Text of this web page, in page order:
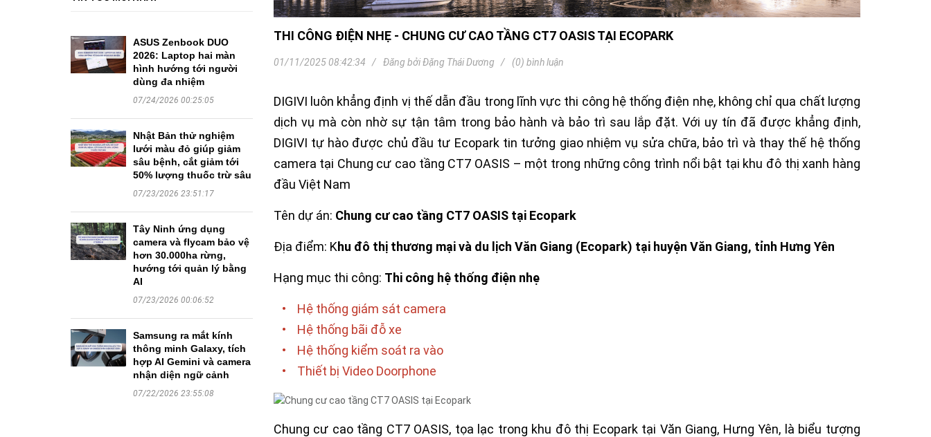
Khóa
Faster
THIẾT
BÁO
KHÓA
THÔNG
Faster
Lock
ASUS Zenbook DUO
2026: Laptop hai màn
hình hướng tới người
dùng đa nhiệm
07/24/2026 00:25:05
Nhật Bản thử nghiệm
lưới màu đỏ giúp giảm
sâu bệnh, cắt giảm tới
50% lượng thuốc trừ sâu
07/23/2026 23:51:17
Tây Ninh ứng dụng
camera và flycam bảo vệ
hơn 30.000ha rừng,
hướng tới quản lý bằng
AI
07/23/2026 00:06:52
Samsung ra mắt kính
thông minh Galaxy, tích
hợp AI Gemini và camera
nhận diện ngữ cảnh
07/22/2026 23:55:08
THI CÔNG ĐIỆN NHẸ - CHUNG CƯ CAO TẦNG CT7 OASIS TẠI ECOPARK
01/11/2025 08:42:34 Đăng bởiĐặng Thái Dương (0) bình luận
DIGIVI luôn khẳng định vị thế dẫn đầu trong lĩnh vực thi công hệ thống điện nhẹ, không chỉ qua chất lượng
dịch vụ mà còn nhờ sự tận tâm trong bảo hành và bảo trì sau lắp đặt. Với uy tín đã được khẳng định,
DIGIVI tự hào được chủ đầu tư Ecopark tin tưởng giao nhiệm vụ sửa chữa, bảo trì và thay thế hệ thống
camera tại Chung cư cao tầng CT7 OASIS – một trong những công trình nổi bật tại khu đô thị xanh hàng
đầu Việt Nam
Tên dự án: Chung cư cao tầng CT7 OASIS tại Ecopark
Địa điểm: Khu đô thị thương mại và du lịch Văn Giang (Ecopark) tại huyện Văn Giang, tỉnh Hưng Yên
Hạng mục thi công: Thi công hệ thống điện nhẹ
• Hệ thống giám sát camera
• Hệ thống bãi đỗ xe
• Hệ thống kiểm soát ra vào
• Thiết bị Video Doorphone
Chung cư cao tầng CT7 OASIS, tọa lạc trong khu đô thị Ecopark tại Văn Giang, Hưng Yên, là biểu tượng